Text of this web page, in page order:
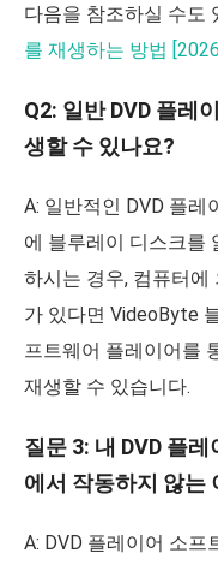
다음을 참조하실 수도
를 재생하는 방법
Q2: 일반 DVD 플레
생할 수 있나요?
A: 일반적인 DVD 플레
에 블루레이 디스크를
하시는 경우, 컴퓨터에
가 있다면 VideoByte
프트웨어 플레이어를
재생할 수 있습니다.
질문 3: 내 DVD 플
에서 작동하지 않는
A: DVD 플레이어 소프